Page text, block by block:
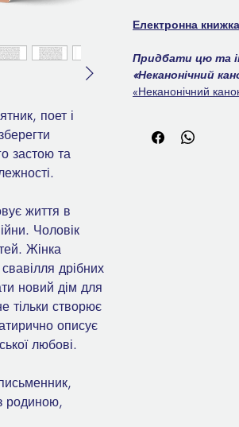
поет і
застою та
життя в
Чоловік
Жінка
дрібних
новий дім для
тільки створює
описує
любові.
родиною,
Електронна книжка
Придбати цю та
«Неканонічний
«Неканонічний